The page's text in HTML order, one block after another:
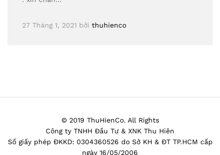
27 Tháng 1, 2021 bởi thuhienco
© 2019 ThuHienCo. All Rights
Công ty TNHH Đầu Tư & XNK Thu Hiên
Số giấy phép ĐKKD: 0304360526 do Sở KH & ĐT TP.HCM cấp
ngày 16/05/2006